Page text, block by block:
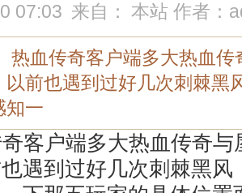
07:03 来自： 本站 作者：
热血传奇客户端多大热血传
以前也遇到过好几次刺棘黑
知一
客户端多大热血传奇与
遇到过好几次刺棘黑风